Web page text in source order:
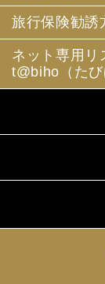
旅行保険勧誘
ネット専用リ
t@biho（たび